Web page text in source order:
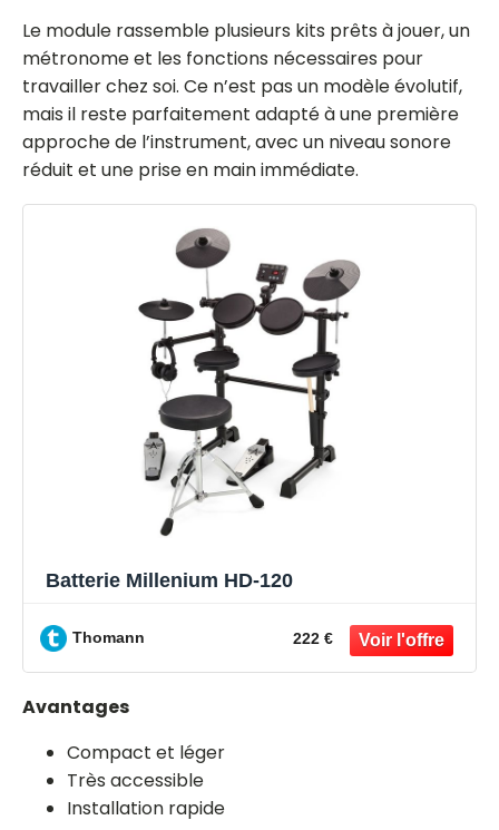
Le module rassemble plusieurs kits prêts à jouer, un
métronome et les fonctions nécessaires pour
travailler chez soi. Ce n’est pas un modèle évolutif,
mais il reste parfaitement adapté à une première
approche de l’instrument, avec un niveau sonore
réduit et une prise en main immédiate.
Batterie Millenium HD-120
Thomann 222 €
Avantages
Compact et léger
Très accessible
Installation rapide